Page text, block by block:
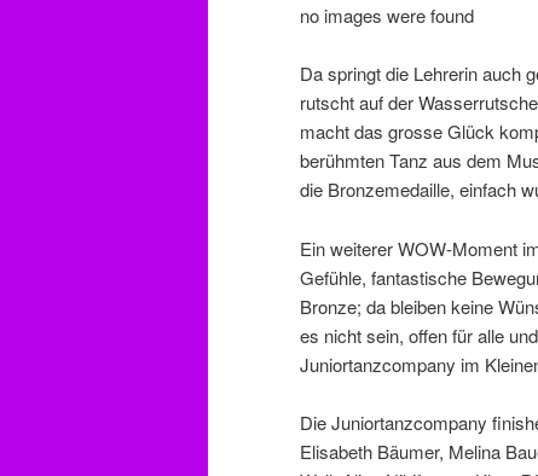
no images were found
Da springt die Lehrerin auch
rutscht auf der
macht das grosse Glück
berühmten Tanz aus dem
die Bronzemedaille, einfach
Ein weiterer WOW-Moment
Gefühle, fantastische
Bronze; da bleiben keine
es nicht sein, offen für alle
Juniortanzcompany im
Die Juniortanzcompany
Elisabeth Bäumer, Melina